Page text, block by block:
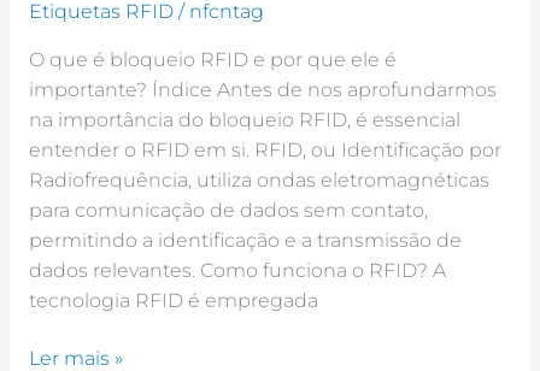
Etiquetas RFID/ nfcntag
O que é bloqueio RFID e por que ele é
importante? Índice Antes de nos aprofundarmos
na importância do bloqueio RFID, é essencial
entender o RFID em si. RFID, ou Identificação por
Radiofrequência, utiliza ondas eletromagnéticas
para comunicação de dados sem contato,
permitindo a identificação e a transmissão de
dados relevantes. Como funciona o RFID? A
tecnologia RFID é empregada
Ler mais »